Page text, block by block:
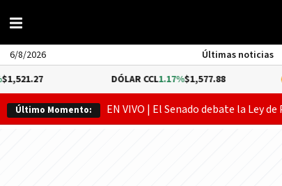
6/8/2026 Últimas noticias
1.17%$1,577.88
Último Momento: EN VIVO | El Senado debate la Ley